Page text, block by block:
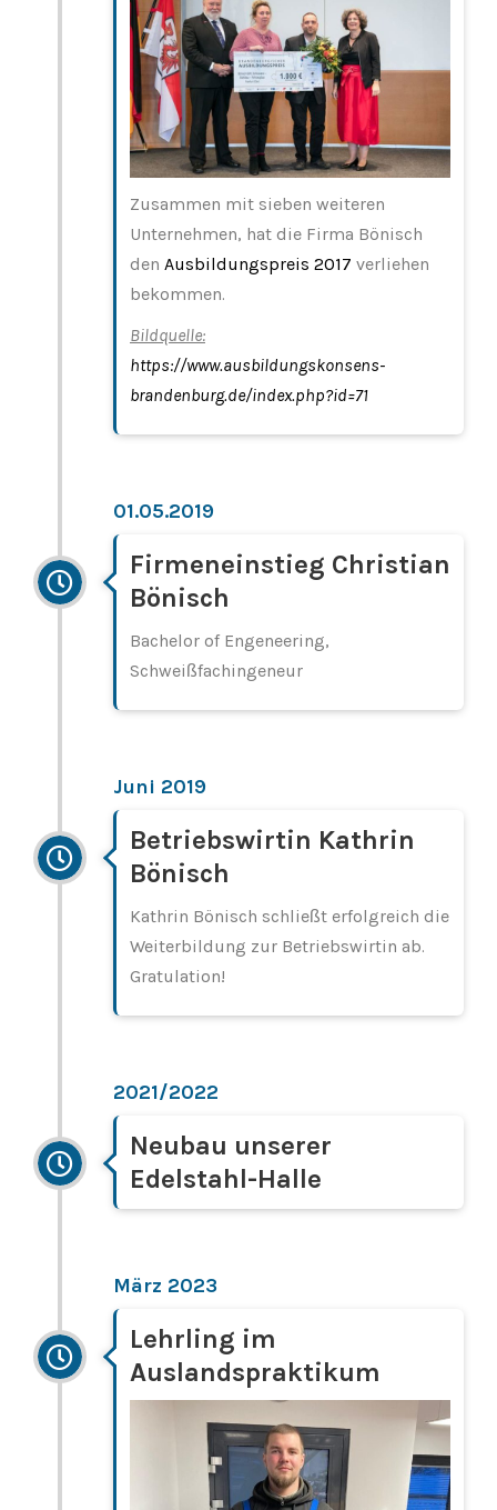
Zusammen mit sieben weiteren
Unternehmen, hat die Firma Bönisch
den Ausbildungspreis 2017 verliehen
bekommen.
Bildquelle:
https://www.ausbildungskonsens-
brandenburg.de/index.php?id=71
01.05.2019
Firmeneinstieg Christian
Bönisch
Bachelor of Engeneering,
Schweißfachingeneur
Juni 2019
Betriebswirtin Kathrin
Bönisch
Kathrin Bönisch schließt erfolgreich die
Weiterbildung zur Betriebswirtin ab.
Gratulation!
2021/2022
Neubau unserer
Edelstahl-Halle
März 2023
Lehrling im
Auslandspraktikum